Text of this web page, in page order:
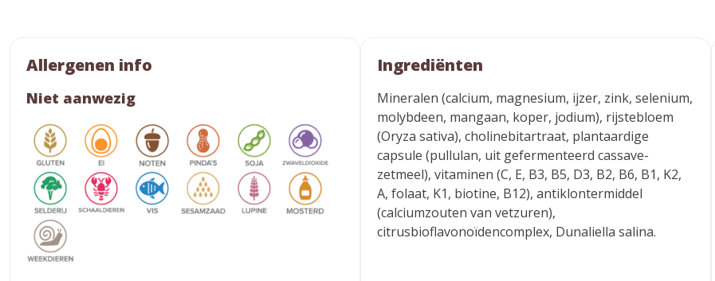
Allergenen info
Niet aanwezig
Ingrediënten
Mineralen (calcium, magnesium, ijzer, zink, selenium,
molybdeen, mangaan, koper, jodium), rijstebloem
(Oryza sativa), cholinebitartraat, plantaardige
capsule (pullulan, uit gefermenteerd cassave-
zetmeel), vitaminen (C, E, B3, B5, D3, B2, B6, B1, K2,
A, folaat, K1, biotine, B12), antiklontermiddel
(calciumzouten van vetzuren),
citrusbioflavonoïdencomplex, Dunaliella salina.